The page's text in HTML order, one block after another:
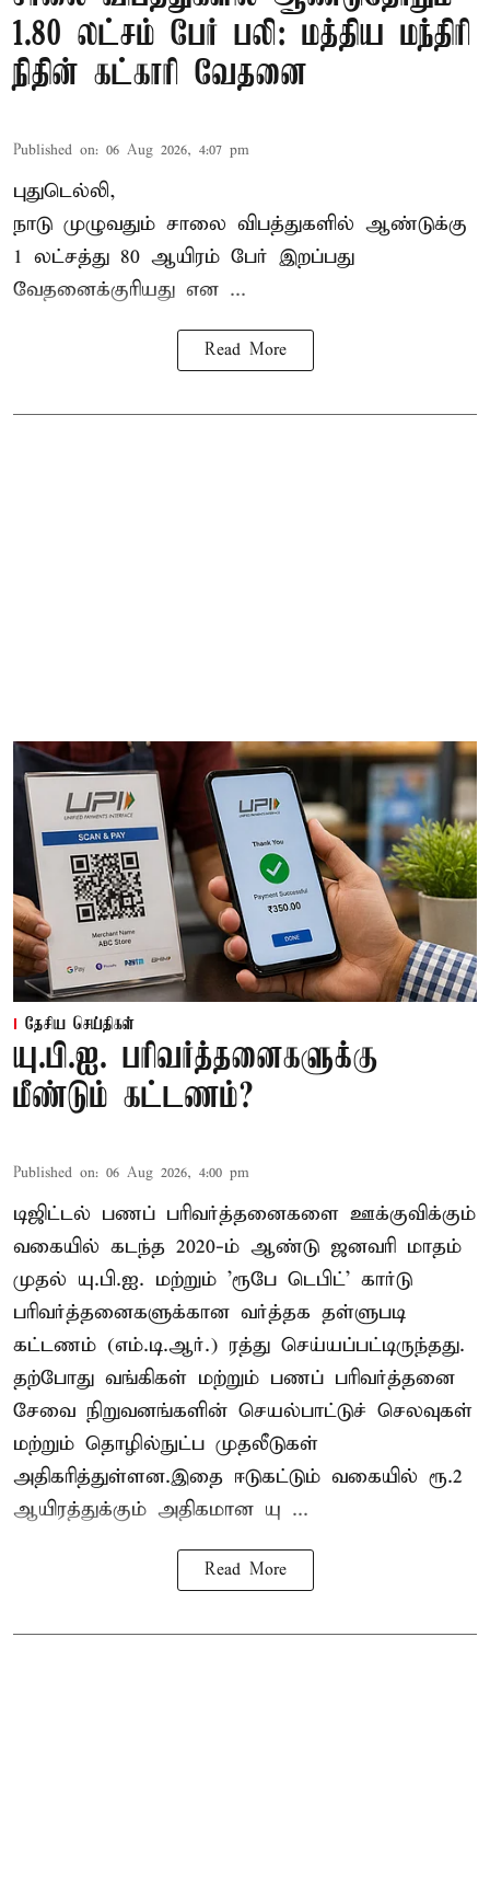
1.80 லட்சம் பேர் பலி: மத்திய மந்திரி
நிதின் கட்காரி வேதனை
Published on: 06 Aug 2026, 4:07 pm
புதுடெல்லி,
நாடு முழுவதும் சாலை விபத்துகளில் ஆண்டுக்கு
1 லட்சத்து 80 ஆயிரம் பேர் இறப்பது
வேதனைக்குரியது என ...
Read More
தேசிய செய்திகள்
யு.பி.ஐ. பரிவர்த்தனைகளுக்கு
மீண்டும் கட்டணம்?
Published on: 06 Aug 2026, 4:00 pm
டிஜிட்டல் பணப் பரிவர்த்தனைகளை ஊக்குவிக்கும்
வகையில் கடந்த 2020-ம் ஆண்டு ஜனவரி மாதம்
முதல் யு.பி.ஐ. மற்றும் 'ரூபே டெபிட்' கார்டு
பரிவர்த்தனைகளுக்கான வர்த்தக தள்ளுபடி
கட்டணம் (எம்.டி.ஆர்.) ரத்து செய்யப்பட்டிருந்தது.
தற்போது வங்கிகள் மற்றும் பணப் பரிவர்த்தனை
சேவை நிறுவனங்களின் செயல்பாட்டுச் செலவுகள்
மற்றும் தொழில்நுட்ப முதலீடுகள்
அதிகரித்துள்ளன.இதை ஈடுகட்டும் வகையில் ரூ.2
ஆயிரத்துக்கும் அதிகமான யு ...
Read More